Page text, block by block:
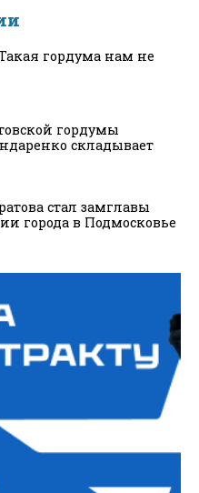
гордума нам не
гордумы
складывает
стал замглавы
города в Подмосковье